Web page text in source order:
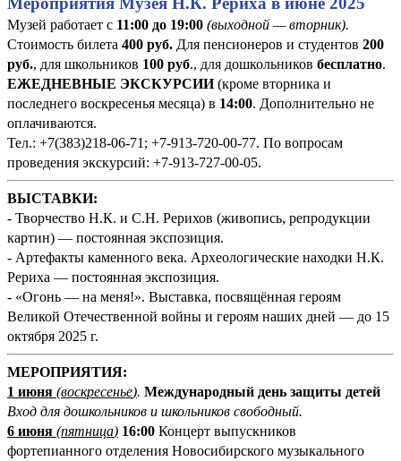
Музей работает с 11:00 до 19:00 (выходной — вторник).
Стоимость билета 400 руб. Для пенсионеров и студентов 200
руб., для школьников 100 руб., для дошкольников бесплатно.
ЕЖЕДНЕВНЫЕ ЭКСКУРСИИ(кроме вторника и
последнего воскресенья месяца) в 14:00. Дополнительно не
оплачиваются.
Тел.: +7(383)218-06-71; +7-913-720-00-77. По вопросам
проведения экскурсий: +7-913-727-00-05.
ВЫСТАВКИ:
- Творчество Н.К. и С.Н. Рерихов (живопись, репродукции
картин) — постоянная экспозиция.
- Артефакты каменного века. Археологические находки Н.К.
Рериха — постоянная экспозиция.
- «Огонь — на меня!». Выставка, посвящённая героям
Великой Отечественной войны и героям наших дней — до 15
октября 2025 г.
МЕРОПРИЯТИЯ:
1 июня (воскресенье). Международный день защиты детей
Вход для дошкольников и школьников свободный.
6 июня (пятница) 16:00 Концерт выпускников
фортепианного отделения Новосибирского музыкального